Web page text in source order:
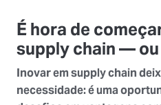
É hora de
supply chain —
Inovar em supply chain
necessidade: é uma